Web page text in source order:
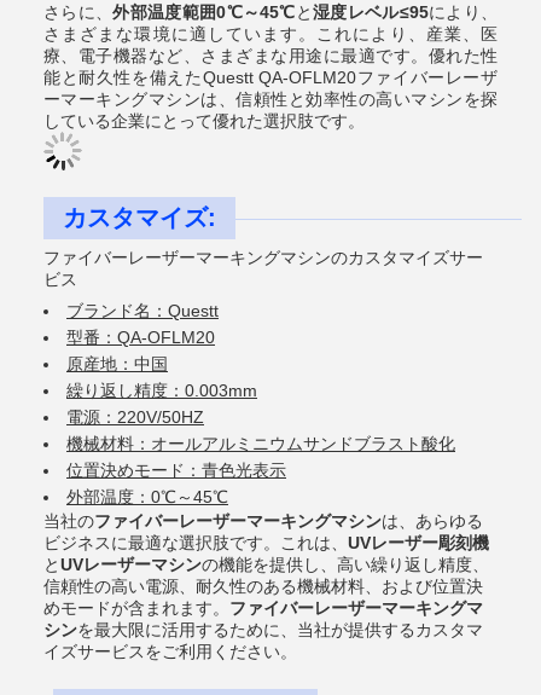
さらに、外部温度範囲0℃～45℃と湿度レベル≤95により、
さまざまな環境に適しています。これにより、産業、医
療、電子機器など、さまざまな用途に最適です。優れた性
能と耐久性を備えたQuestt QA-OFLM20ファイバーレーザ
ーマーキングマシンは、信頼性と効率性の高いマシンを探
している企業にとって優れた選択肢です。
カスタマイズ:
ファイバーレーザーマーキングマシンのカスタマイズサー
ビス
ブランド名：Questt
型番：QA-OFLM20
原産地：中国
繰り返し精度：0.003mm
電源：220V/50HZ
機械材料：オールアルミニウムサンドブラスト酸化
位置決めモード：青色光表示
外部温度：0℃～45℃
当社のファイバーレーザーマーキングマシンは、あらゆる
ビジネスに最適な選択肢です。これは、 UVレーザー彫刻機
とUVレーザーマシンの機能を提供し、高い繰り返し精度、
信頼性の高い電源、耐久性のある機械材料、および位置決
めモードが含まれます。 ファイバーレーザーマーキングマ
シンを最大限に活用するために、当社が提供するカスタマ
イズサービスをご利用ください。